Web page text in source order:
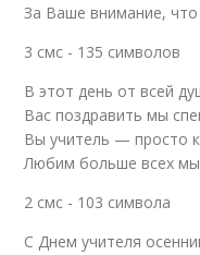
За Ваше внимание, что
3 смс - 135 символов
В этот день от всей
Вас поздравить мы
Вы учитель — просто
Любим больше всех
2 смс - 103 символа
С Днем учителя